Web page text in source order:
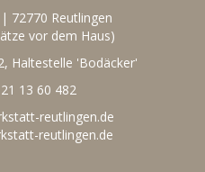
72770 Reutlingen
vor dem Haus)
Haltestelle 'Bodäcker'
13 60 482
reutlingen.de
reutlingen.de